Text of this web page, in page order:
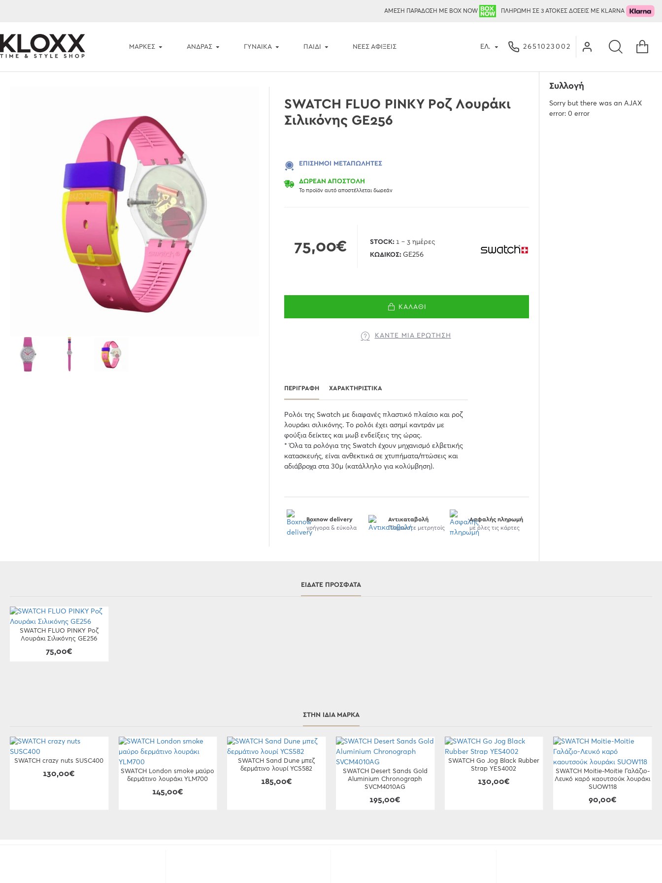
ΑΜΕΣΗ ΠΑΡΑΔΟΣΗ ΜΕ BOX NOW ΠΛΗΡΩΜΗ ΣΕ 3 ΑΤΟΚΕΣ ΔΟΣΕΙΣ ΜΕ KLARNA
ΜΆΡΚΕΣ ΑΝΔΡΑΣ ΓΥΝΑΙΚΑ ΠΑΙΔΙ ΝΈΕΣ ΑΦΊΞΕΙΣ ΕΛ. 2651023002
SWATCH FLUO PINKY Ροζ Λουράκι
Σιλικόνης GE256
ΔΩΡΕΑΝ ΑΠΟΣΤΟΛΗ
Το προϊόν αυτό αποστέλλεται δωρεάν
ΕΠΊΣΗΜΟΙ ΜΕΤΑΠΩΛΗΤΈΣ
75,00€ STOCK: 1 - 3 ημέρες
ΚΩΔΙΚΌΣ: GE256
ΚΑΛΆΘΙ
ΚΆΝΤΕ ΜΊΑ ΕΡΏΤΗΣΗ
ΠΕΡΙΓΡΑΦΉ ΧΑΡΑΚΤΗΡΙΣΤΙΚΆ
Ρολόι της Swatch με διαφανές πλαστικό πλαίσιο και ροζ
λουράκι σιλικόνης. Tο ρολόι έχει ασημί καντράν με
φούξια δείκτες και μωβ ενδείξεις της ώρας.
* Όλα τα ρολόγια της Swatch έχουν μηχανισμό ελβετικής
κατασκευής, είναι ανθεκτικά σε χτυπήματα/πτώσεις και
αδιάβροχα στα 30μ (κατάλληλο για κολύμβηση).
Boxnow delivery
γρήγορα & εύκολα
Αντικαταβολή
Πληρώστε μετρητοίς
Ασφαλής πληρωμή
με όλες τις κάρτες
Συλλογή
Sorry but there was an AJAX
error: 0 error
ΕΊΔΑΤΕ ΠΡΌΣΦΑΤΑ
SWATCH FLUO PINKY Ροζ
Λουράκι Σιλικόνης GE256
75,00€
ΣΤΗΝ ΊΔΙΑ ΜΆΡΚΑ
SWATCH crazy nuts SUSC400
130,00€
SWATCH London smoke μαύρο
δερμάτινο λουράκι YLM700
145,00€
SWATCH Sand Dune μπεζ
δερμάτινο λουρί YCS582
185,00€
SWATCH Desert Sands Gold
Aluminium Chronograph
SVCM4010AG
195,00€
SWATCH Go Jog Black Rubber
Strap YES4002
130,00€
SWATCH Moitie-Moitie Γαλάζιο-
Λευκό καρό καουτσούκ λουράκι
SUOW118
90,00€